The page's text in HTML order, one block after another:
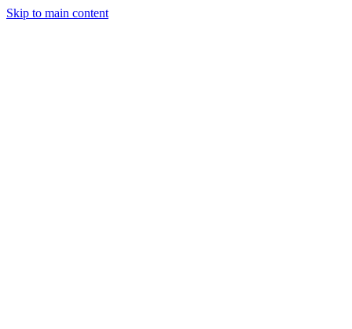
Skip to main content